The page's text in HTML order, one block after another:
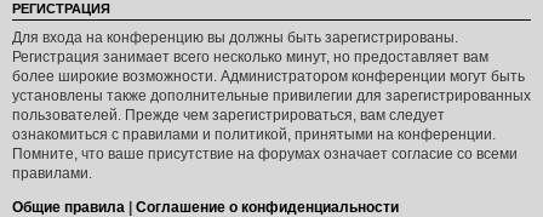
РЕГИСТРАЦИЯ
Для входа на конференцию вы должны быть зарегистрированы.
Регистрация занимает всего несколько минут, но предоставляет вам
более широкие возможности. Администратором конференции могут быть
установлены также дополнительные привилегии для зарегистрированных
пользователей. Прежде чем зарегистрироваться, вам следует
ознакомиться с правилами и политикой, принятыми на конференции.
Помните, что ваше присутствие на форумах означает согласие со всеми
правилами.
Общие правила | Соглашение о конфиденциальности